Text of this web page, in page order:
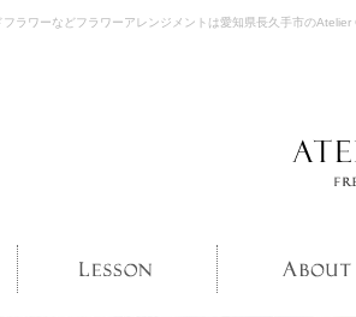
ラワーなどフラワーアレンジメントは愛知県長久手市の